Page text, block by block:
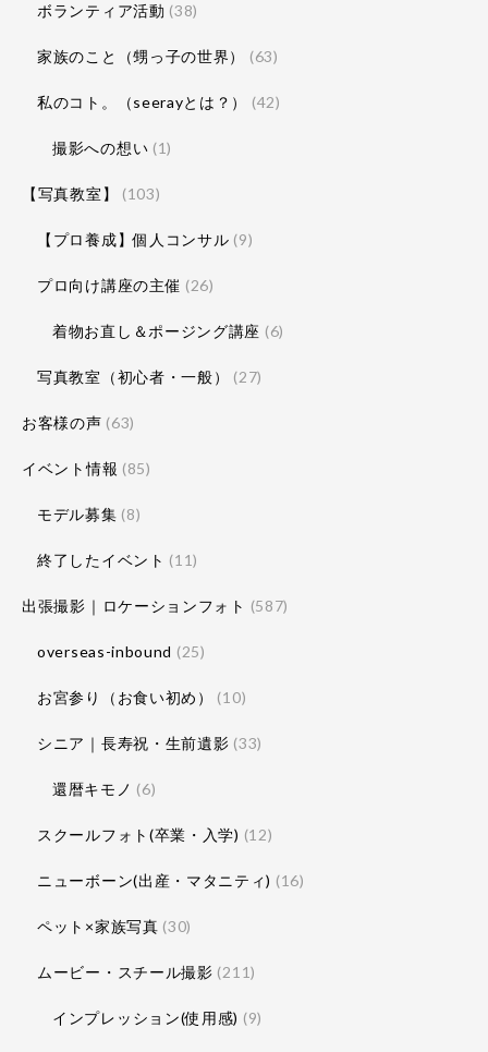
ボランティア活動 (38)
家族のこと（甥っ子の世界） (63)
私のコト。（seerayとは？） (42)
撮影への想い (1)
【写真教室】 (103)
【プロ養成】個人コンサル (9)
プロ向け講座の主催 (26)
着物お直し＆ポージング講座 (6)
写真教室（初心者・一般） (27)
お客様の声 (63)
イベント情報 (85)
モデル募集 (8)
終了したイベント (11)
出張撮影｜ロケーションフォト (587)
overseas-inbound (25)
お宮参り（お食い初め） (10)
シニア｜長寿祝・生前遺影 (33)
還暦キモノ (6)
スクールフォト(卒業・入学) (12)
ニューボーン(出産・マタニティ) (16)
ペット×家族写真 (30)
ムービー・スチール撮影 (211)
インプレッション(使用感) (9)